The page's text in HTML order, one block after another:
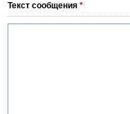
Текст сообщения*